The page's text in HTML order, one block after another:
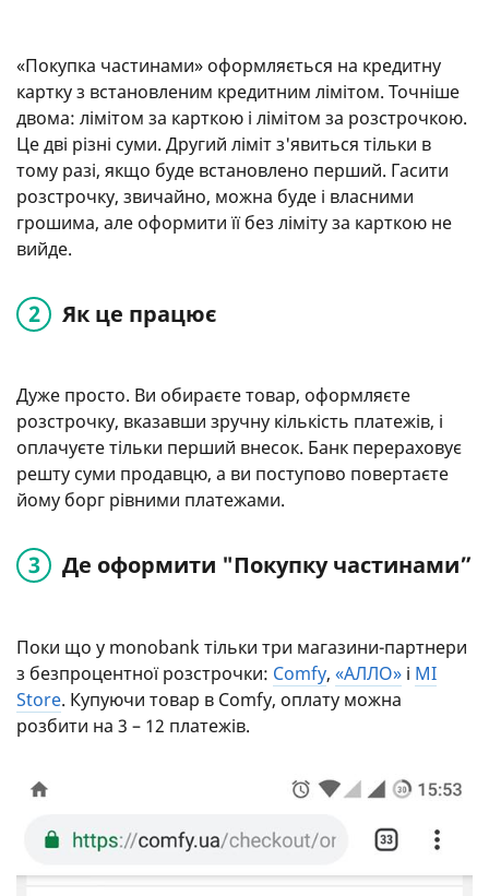
«Покупка частинами» оформляється на кредитну
картку з встановленим кредитним лімітом. Точніше
двома: лімітом за карткою і лімітом за розстрочкою.
Це дві різні суми. Другий ліміт з'явиться тільки в
тому разі, якщо буде встановлено перший. Гасити
розстрочку, звичайно, можна буде і власними
грошима, але оформити її без ліміту за карткою не
вийде.
Як це працює
Дуже просто. Ви обираєте товар, оформляєте
розстрочку, вказавши зручну кількість платежів, і
оплачуєте тільки перший внесок. Банк перераховує
решту суми продавцю, а ви поступово повертаєте
йому борг рівними платежами.
Де оформити "Покупку частинами”
Поки що у monobank тільки три магазини-партнери
з безпроцентної розстрочки: Comfy, «АЛЛО» і MI
Store. Купуючи товар в Comfy, оплату можна
розбити на 3 – 12 платежів.